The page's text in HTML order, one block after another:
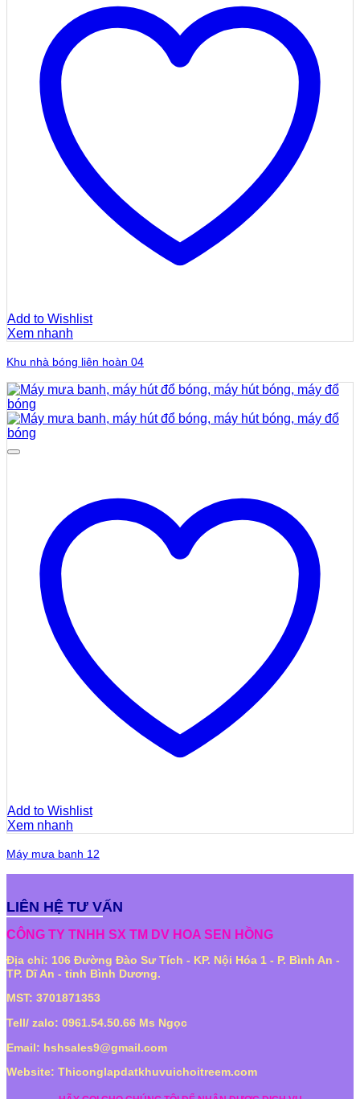
Add to Wishlist
Xem nhanh
Khu nhà bóng liên hoàn 04
Add to Wishlist
Xem nhanh
Máy mưa banh 12
LIÊN HỆ TƯ VẤN
CÔNG TY TNHH SX TM DV HOA SEN HỒNG
Địa chỉ: 106 Đường Đào Sư Tích - KP. Nội Hóa 1 - P. Bình An -
TP. Dĩ An - tỉnh Bình Dương.
MST: 3701871353
Tell/ zalo: 0961.54.50.66 Ms Ngọc
Email: hshsales9@gmail.com
Website: Thiconglapdatkhuvuichoitreem.com